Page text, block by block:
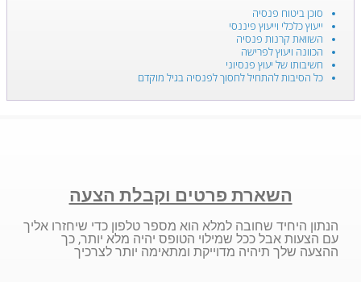
סוכן ביטוח פנסיה
ייעוץ כלכלי וייעוץ פיננסי
השוואת קרנות פנסיה
הכוונה ויעוץ לפרישה
חשיבותו של יעוץ פנסיוני
כל הסיבות להתחיל לחסוך לפנסיה בגיל מוקדם
השארת פרטים וקבלת הצעה
הנתון היחיד שחובה למלא הוא מספר טלפון כדי שיחזרו אליך
עם הצעות אבל ככל שמילוי הטופס יהיה מלא יותר, כך
ההצעה שלך תיהיה מדוייקת ומתאימה יותר לצרכיך